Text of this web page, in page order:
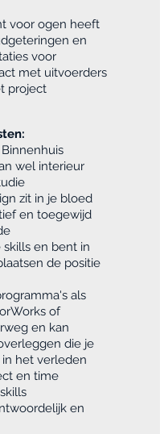
voor ogen heeft
en
voor
met uitvoerders
project
wel interieur
zit in je bloed
en toegewijd
en bent in
de positie
als
of
en kan
die je
het verleden
en time
en